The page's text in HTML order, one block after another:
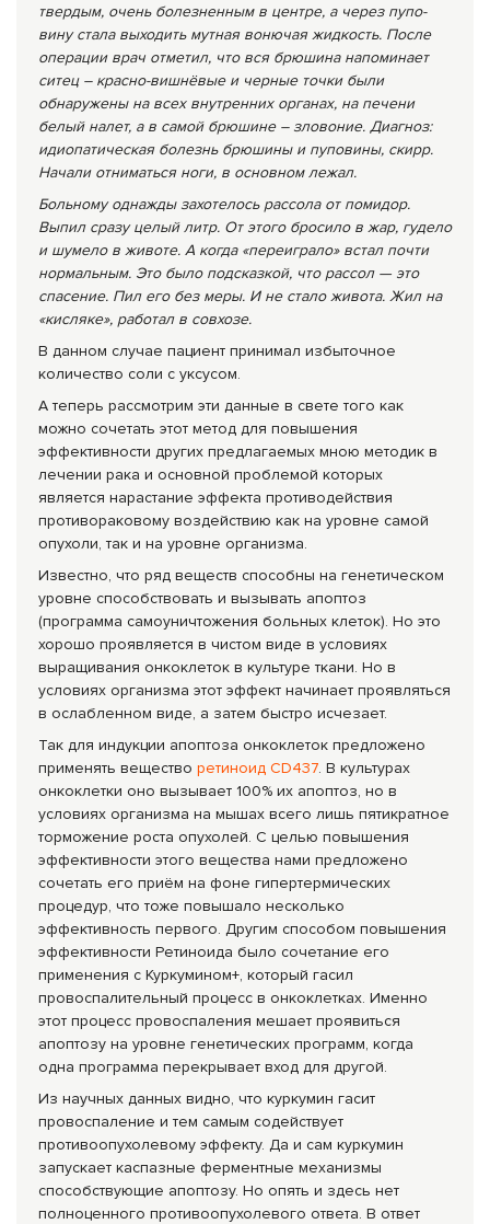
твердым, очень болезненным в центре, а через пупо­
вину стала выходить мутная вонючая жидкость. По­сле
операции врач отметил, что вся брюшина напо­минает
ситец – красно-вишнёвые и черные точки были
обнаружены на всех внутренних органах, на печени
белый налет, а в самой брюшине – зловоние. Диагноз:
идиопатическая болезнь брюшины и пупо­вины, скирр.
Начали отниматься ноги, в основном лежал.
Больному однажды захотелось рассола от поми­дор.
Выпил сразу целый литр. От этого бросило в жар, гудело
и шумело в животе. А когда «переиг­рало» встал почти
нормальным. Это было подсказ­кой, что рассол — это
спасение. Пил его без меры. И не стало живота. Жил на
«кисляке», работал в совхозе.
В данном случае пациент принимал избыточное
количество соли с уксусом.
А теперь рассмотрим эти данные в свете того как
можно сочетать этот метод для повышения
эффективности других предлагаемых мною методик в
лечении рака и основной проблемой которых
является нарастание эффекта противодействия
противораковому воздействию как на уровне самой
опухоли, так и на уровне организма.
Известно, что ряд веществ способны на генетическом
уровне способствовать и вызывать апоптоз
(программа самоуничтожения больных клеток). Но это
хорошо проявляется в чистом виде в условиях
выращивания онкоклеток в культуре ткани. Но в
условиях организма этот эффект начинает проявляться
в ослабленном виде, а затем быстро исчезает.
Так для индукции апоптоза онкоклеток предложено
применять вещество ретиноид СD437. В культурах
онкоклетки оно вызывает 100% их апоптоз, но в
условиях организма на мышах всего лишь пятикратное
торможение роста опухолей. С целью повышения
эффективности этого вещества нами предложено
сочетать его приём на фоне гипертермических
процедур, что тоже повышало несколько
эффективность первого. Другим способом повышения
эффективности Ретиноида было сочетание его
применения с Куркумином+, который гасил
провоспалительный процесс в онкоклетках. Именно
этот процесс провоспаления мешает проявиться
апоптозу на уровне генетических программ, когда
одна программа перекрывает вход для другой.
Из научных данных видно, что куркумин гасит
провоспаление и тем самым содействует
противоопухолевому эффекту. Да и сам куркумин
запускает каспазные ферментные механизмы
способствующие апоптозу. Но опять и здесь нет
полноценного противоопухолевого ответа. В ответ